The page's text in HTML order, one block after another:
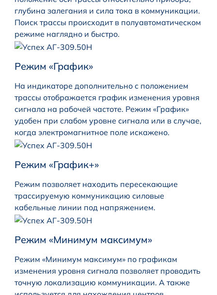
глубина залегания и сила тока в коммуникации.
Поиск трассы происходит в полуавтоматическом
режиме наглядно и быстро.
Режим «График»
На индикаторе дополнительно с положением
трассы отображается график изменения уровня
сигнала на рабочей частоте. Режим «График»
удобен при слабом уровне сигнала или в случае,
когда электромагнитное поле искажено.
Режим «График+»
Режим позволяет находить пересекающие
трассируемую коммуникацию силовые
кабельные линии под напряжением.
Режим «Минимум максимум»
Режим «Минимум максимум» по графикам
изменения уровня сигнала позволяет проводить
точную локализацию коммуникации. А также